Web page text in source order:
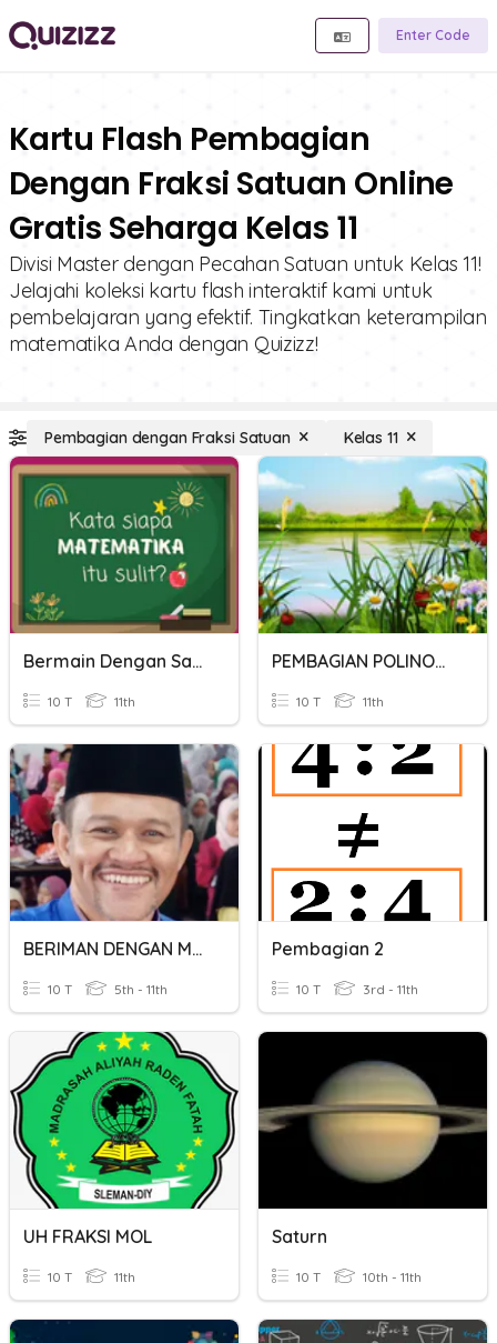
Enter Code
Kartu Flash Pembagian
Dengan Fraksi Satuan Online
Gratis Seharga Kelas 11
Divisi Master dengan Pecahan Satuan untuk Kelas 11!
Jelajahi koleksi kartu flash interaktif kami untuk
pembelajaran yang efektif. Tingkatkan keterampilan
matematika Anda dengan Quizizz!
Pembagian dengan Fraksi Satuan Kelas 11
Bermain Dengan Satuan Waktu
10 T 11th
PEMBAGIAN POLINOMIAL
10 T 11th
BERIMAN DENGAN MALAIKAT
10 T 5th - 11th
Pembagian 2
10 T 3rd - 11th
UH FRAKSI MOL
10 T 11th
Saturn
10 T 10th - 11th